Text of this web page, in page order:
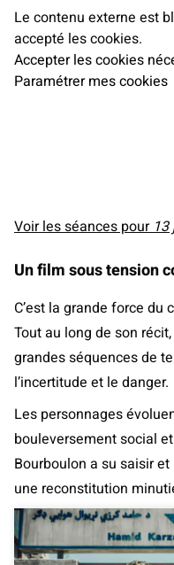
Le contenu externe est
accepté les cookies.
Accepter les cookies
Paramétrer mes cookies
Voir les séances pour13
Un film sous tension
C’est la grande force
Tout au long de son
grandes séquences de
l’incertitude et le danger.
Les personnages
bouleversement social
Bourboulon a su saisir
une reconstitution